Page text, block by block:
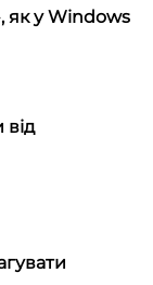
як у Windows
від